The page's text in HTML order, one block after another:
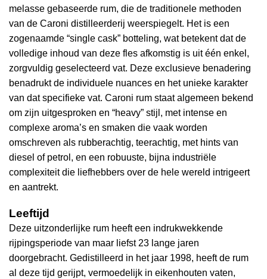
melasse gebaseerde rum, die de traditionele methoden
van de Caroni distilleerderij weerspiegelt. Het is een
zogenaamde “single cask” botteling, wat betekent dat de
volledige inhoud van deze fles afkomstig is uit één enkel,
zorgvuldig geselecteerd vat. Deze exclusieve benadering
benadrukt de individuele nuances en het unieke karakter
van dat specifieke vat. Caroni rum staat algemeen bekend
om zijn uitgesproken en “heavy” stijl, met intense en
complexe aroma’s en smaken die vaak worden
omschreven als rubberachtig, teerachtig, met hints van
diesel of petrol, en een robuuste, bijna industriële
complexiteit die liefhebbers over de hele wereld intrigeert
en aantrekt.
Leeftijd
Deze uitzonderlijke rum heeft een indrukwekkende
rijpingsperiode van maar liefst 23 lange jaren
doorgebracht. Gedistilleerd in het jaar 1998, heeft de rum
al deze tijd gerijpt, vermoedelijk in eikenhouten vaten,